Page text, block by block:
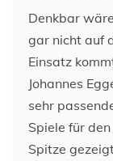
Denkbar
gar nicht auf
Einsatz
Johannes
sehr
Spiele für
Spitze